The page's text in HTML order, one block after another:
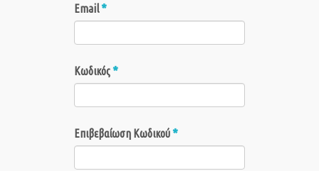
Email*
Κωδικός*
Επιβεβαίωση Κωδικού*